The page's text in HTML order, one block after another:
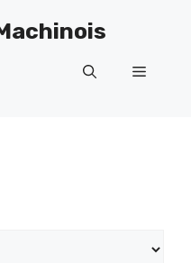
Menu